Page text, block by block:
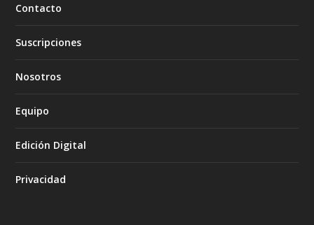
Contacto
Suscripciones
Nosotros
Equipo
Edición Digital
Privacidad